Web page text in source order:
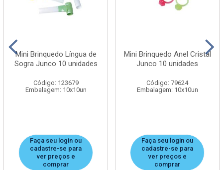
Mini Brinquedo Língua de
Sogra Junco 10 unidades
Código: 123679
Embalagem: 10x10un
Faça seu login ou
cadastre-se para
ver preços e
comprar
Mini Brinquedo Anel Cristal
Junco 10 unidades
Código: 79624
Embalagem: 10x10un
Faça seu login ou
cadastre-se para
ver preços e
comprar